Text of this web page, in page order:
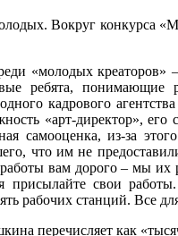
Вокруг конкурса
«молодых
ребята,
кадрового
«арт-директор»,
самооценка, из-за
что им не
работы вам дорого – мы
присылайте свои
рабочих станций. Все
перечисляет как